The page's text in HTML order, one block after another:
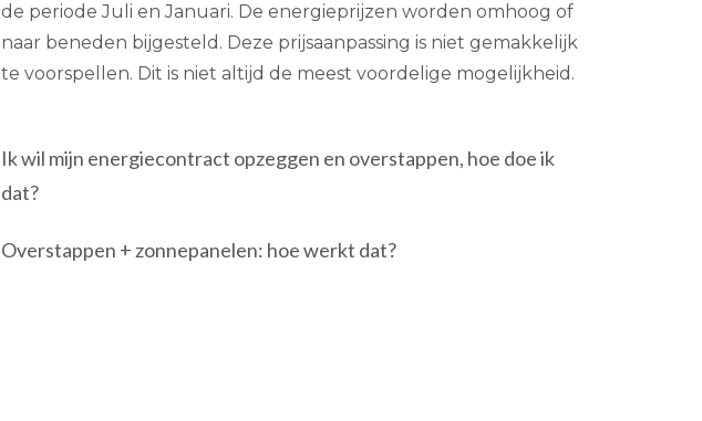
de periode Juli en Januari. De energieprijzen worden omhoog of
naar beneden bijgesteld. Deze prijsaanpassing is niet gemakkelijk
te voorspellen. Dit is niet altijd de meest voordelige mogelijkheid.
Ik wil mijn energiecontract opzeggen en overstappen, hoe doe ik
dat?
Overstappen + zonnepanelen: hoe werkt dat?